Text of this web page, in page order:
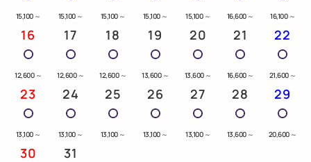
15,100 ～ 15,100 ～ 15,100 ～ 15,100 ～ 15,100 ～ 16,600 ～ 16,100 ～
16
12,600 ～
17
12,600 ～
18
12,600 ～
19
13,600 ～
20
13,600 ～
21
16,600 ～
22
21,600 ～
23
13,100 ～
24
13,100 ～
25
13,100 ～
26
13,100 ～
27
13,100 ～
28
13,600 ～
29
20,600 ～
30 31